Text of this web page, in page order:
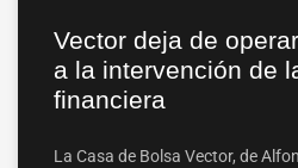
Vector deja de
a la intervención de
financiera
La Casa de Bolsa Vector, de